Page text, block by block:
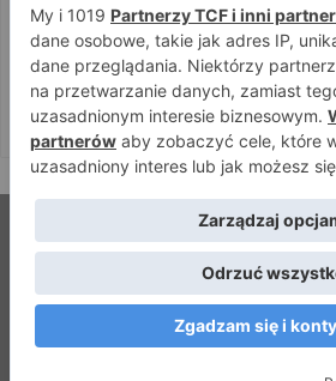
Don Kasjo poznał rywala na
przeciwnikiem Króla
6 sierpnia 2026
Niepokonany Włodarczyk
KSW 122 zmierzy się z Paivą
© Strefamma.pl 2026, Wszelkie
Home
Redakcja
Facebook